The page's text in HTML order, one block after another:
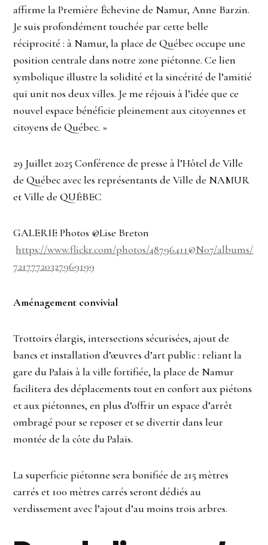
affirme la Première Échevine de Namur, Anne Barzin.
Je suis profondément touchée par cette belle
réciprocité : à Namur, la place de Québec occupe une
position centrale dans notre zone piétonne. Ce lien
symbolique illustre la solidité et la sincérité de l’amitié
qui unit nos deux villes. Je me réjouis à l’idée que ce
nouvel espace bénéficie pleinement aux citoyennes et
citoyens de Québec. »
29 Juillet 2025 Conférence de presse à l’Hôtel de Ville
de Québec avec les représentants de Ville de NAMUR
et Ville de QUÉBEC
GALERIE Photos @Lise Breton
https://www.flickr.com/photos/48796411@N07/albums/
72177720327969199
Aménagement convivial
Trottoirs élargis, intersections sécurisées, ajout de
bancs et installation d’œuvres d’art public : reliant la
gare du Palais à la ville fortifiée, la place de Namur
facilitera des déplacements tout en confort aux piétons
et aux piétonnes, en plus d’offrir un espace d’arrêt
ombragé pour se reposer et se divertir dans leur
montée de la côte du Palais.
La superficie piétonne sera bonifiée de 215 mètres
carrés et 100 mètres carrés seront dédiés au
verdissement avec l’ajout d’au moins trois arbres.